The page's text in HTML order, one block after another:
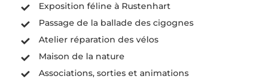
Exposition féline à Rustenhart
Passage de la ballade des cigognes
Atelier réparation des vélos
Maison de la nature
Associations, sorties et animations